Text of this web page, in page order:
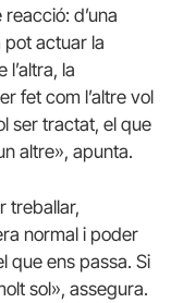
d’una
pot actuar la
la
fet com l’altre vol
ser tractat, el que
altre», apunta.
treballar,
normal i poder
que ens passa. Si
sol», assegura.